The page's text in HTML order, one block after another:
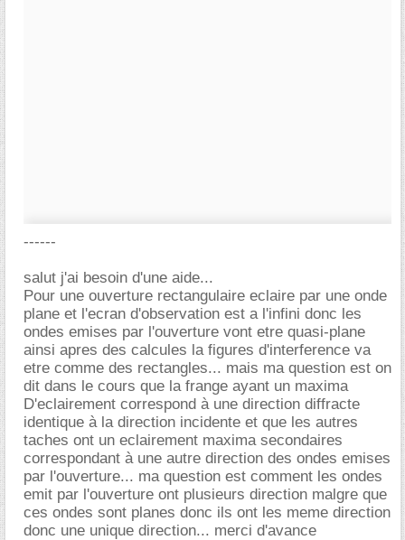
------
salut j'ai besoin d'une aide...
Pour une ouverture rectangulaire eclaire par une onde
plane et l'ecran d'observation est a l'infini donc les
ondes emises par l'ouverture vont etre quasi-plane
ainsi apres des calcules la figures d'interference va
etre comme des rectangles... mais ma question est on
dit dans le cours que la frange ayant un maxima
D'eclairement correspond à une direction diffracte
identique à la direction incidente et que les autres
taches ont un eclairement maxima secondaires
correspondant à une autre direction des ondes emises
par l'ouverture... ma question est comment les ondes
emit par l'ouverture ont plusieurs direction malgre que
ces ondes sont planes donc ils ont les meme direction
donc une unique direction... merci d'avance